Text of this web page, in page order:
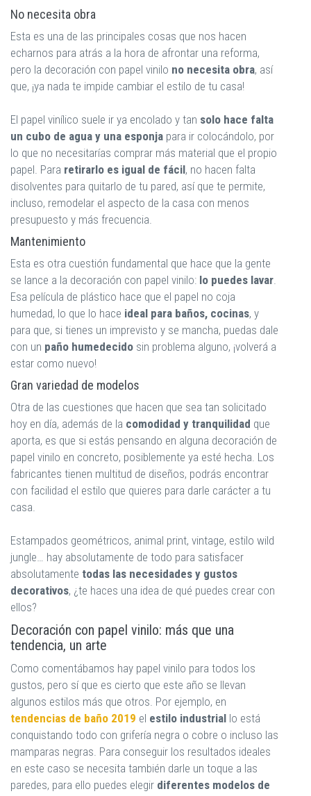
No necesita obra
Esta es una de las principales cosas que nos hacen
echarnos para atrás a la hora de afrontar una reforma,
pero la decoración con papel vinilo no necesita obra, así
que, ¡ya nada te impide cambiar el estilo de tu casa!
El papel vinílico suele ir ya encolado y tan solo hace falta
un cubo de agua y una esponja para ir colocándolo, por
lo que no necesitarías comprar más material que el propio
papel. Para retirarlo es igual de fácil, no hacen falta
disolventes para quitarlo de tu pared, así que te permite,
incluso, remodelar el aspecto de la casa con menos
presupuesto y más frecuencia.
Mantenimiento
Esta es otra cuestión fundamental que hace que la gente
se lance a la decoración con papel vinilo: lo puedes lavar
Esa película de plástico hace que el papel no coja
humedad, lo que lo hace ideal para baños, cocinas, y
para que, si tienes un imprevisto y se mancha, puedas dale
con un paño humedecido sin problema alguno, ¡volverá a
estar como nuevo!
Gran variedad de modelos
Otra de las cuestiones que hacen que sea tan solicitado
hoy en día, además de la comodidad y tranquilidad que
aporta, es que si estás pensando en alguna decoración de
papel vinilo en concreto, posiblemente ya esté hecha. Los
fabricantes tienen multitud de diseños, podrás encontrar
con facilidad el estilo que quieres para darle carácter a tu
casa.
Estampados geométricos, animal print, vintage, estilo wild
jungle… hay absolutamente de todo para satisfacer
absolutamente todas las necesidades y gustos
decorativos, ¿te haces una idea de qué puedes crear con
ellos?
Decoración con papel vinilo: más que una
tendencia, un arte
Como comentábamos hay papel vinilo para todos los
gustos, pero sí que es cierto que este año se llevan
algunos estilos más que otros. Por ejemplo, en
tendencias de baño 2019 el estilo industrial lo está
conquistando todo con grifería negra o cobre o incluso las
mamparas negras. Para conseguir los resultados ideales
en este caso se necesita también darle un toque a las
paredes, para ello puedes elegir diferentes modelos de